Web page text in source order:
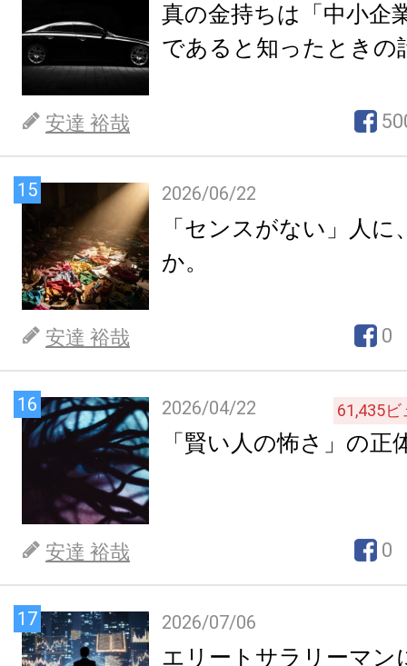
真の金持ちは「中小企
であると知ったときの
安達 裕哉
15 2026/06/22
「センスがない」人
か。
安達 裕哉 0
16 2026/04/22 61,435ビ
「賢い人の怖さ」の正
安達 裕哉 0
17 2026/07/06
エリートサラリーマン